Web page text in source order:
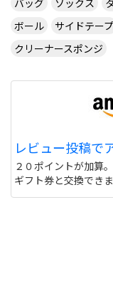
バッグ
ソックス
ボール
サイドテープ
クリーナースポンジ
レビュー投稿で
２０ポイントが加算
ギフト券と交換できま